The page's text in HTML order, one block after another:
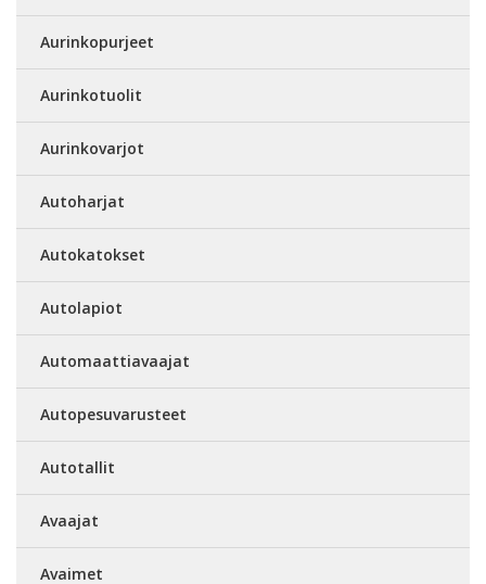
Aurinkopurjeet
Aurinkotuolit
Aurinkovarjot
Autoharjat
Autokatokset
Autolapiot
Automaattiavaajat
Autopesuvarusteet
Autotallit
Avaajat
Avaimet